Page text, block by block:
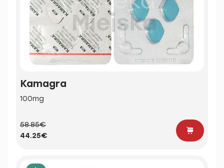
Kamagra
100mg
58.85€
44.25€